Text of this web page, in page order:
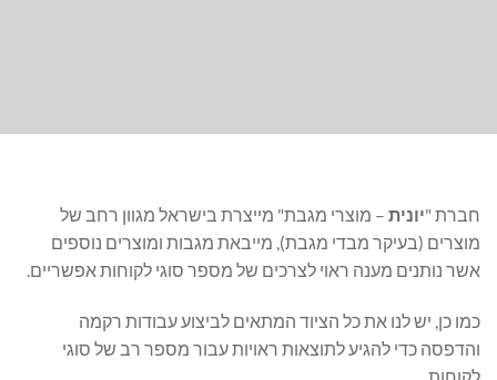
חברת "יונית – מוצרי מגבת" מייצרת בישראל מגוון רחב של
מוצרים (בעיקר מבדי מגבת), מייבאת מגבות ומוצרים נוספים
אשר נותנים מענה ראוי לצרכים של מספר סוגי לקוחות אפשריים.
כמו כן, יש לנו את כל הציוד המתאים לביצוע עבודות רקמה
והדפסה כדי להגיע לתוצאות ראויות עבור מספר רב של סוגי